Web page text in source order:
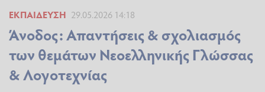
ΕΚΠΑΊΔΕΥΣΗ 29.05.2026 14:18
Άνοδος: Απαντήσεις & σχολιασμός
των θεμάτων Νεοελληνικής Γλώσσας
& Λογοτεχνίας